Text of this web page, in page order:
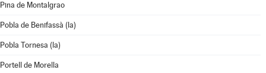
Pina de Montalgrao
Pobla de Benifassà (la)
Pobla Tornesa (la)
Portell de Morella